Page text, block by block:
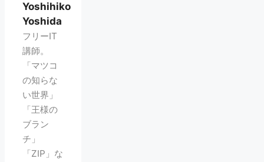
Yoshihiko
Yoshida
フリーIT
講師。
「マツコ
の知らな
い世界」
「王様の
ブラン
チ」
「ZIP」な